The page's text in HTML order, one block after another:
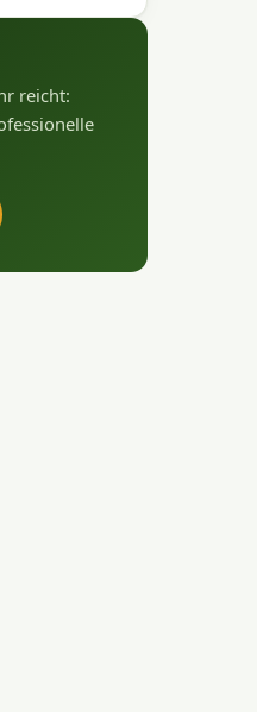
reicht: